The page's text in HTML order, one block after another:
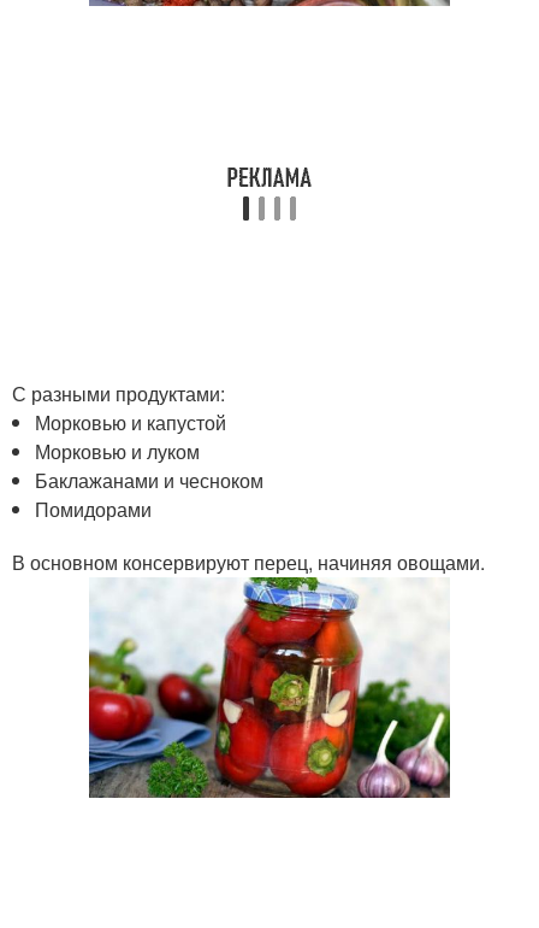
С разными продуктами:
Морковью и капустой
Морковью и луком
Баклажанами и чесноком
Помидорами
В основном консервируют перец, начиняя овощами.